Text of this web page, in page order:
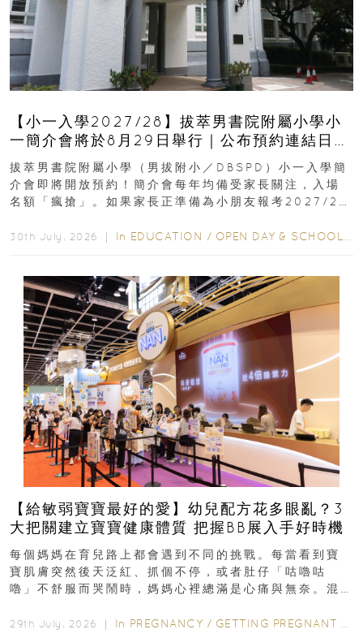
【小一入學2027/28】拔萃男書院附屬小學小
一簡介會將於8月29日舉行｜公布預約連結日期
｜更設有網上重溫
拔萃男書院附屬小學（男拔附小／DBSPD）小一入學簡
介會即將開放預約！簡介會每年均備受家長關注，入場
名額「瘋搶」。如果家長正準備為小朋友報考2027/28
30th July, 2026 ｜ In EDUCATION / OPEN DAY & SCHOOL EVENTS
【給敏弱寶寶最好的愛】幼兒配方花多眼亂？3
大把關建立寶寶健康體質 把握BB展入手好時機
每個媽媽在育兒路上都會遇到不同的挑戰。每當看到寶
寶肌膚突然後天泛紅、抓個不停，或者肚仔「咕嚕咕
嚕」不舒服而哭鬧時，媽媽心裡總滿是心痛與無奈。混
29th July, 2026 ｜ In PREGNANCY / GETTING PREGNANT